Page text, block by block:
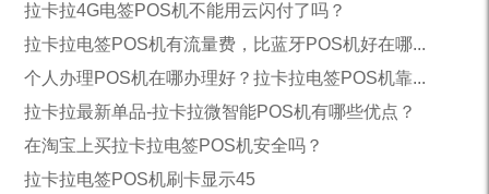
拉卡拉4G电签POS机不能用云闪付了吗？
拉卡拉电签POS机有流量费，比蓝牙POS机好在哪...
个人办理POS机在哪办理好？拉卡拉电签POS机靠...
拉卡拉最新单品-拉卡拉微智能POS机有哪些优点？
在淘宝上买拉卡拉电签POS机安全吗？
拉卡拉电签POS机刷卡显示45